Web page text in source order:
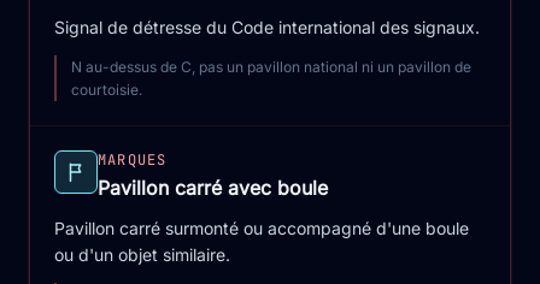
Signal de détresse du Code international des signaux.
N au-dessus de C, pas un pavillon national ni un pavillon de
courtoisie.
MARQUES
Pavillon carré avec boule
Pavillon carré surmonté ou accompagné d'une boule
ou d'un objet similaire.